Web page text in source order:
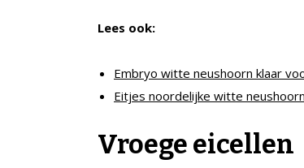
Lees ook:
Embryo witte neushoorn klaar
Eitjes noordelijke witte
Vroege eicellen